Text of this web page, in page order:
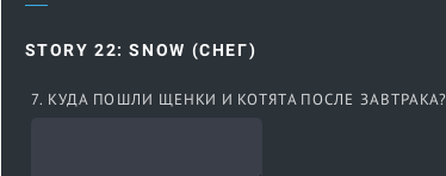
STORY 22: SNOW (СНЕГ)
7. КУДА ПОШЛИ ЩЕНКИ И КОТЯТА ПОСЛЕ ЗАВТРАКА?